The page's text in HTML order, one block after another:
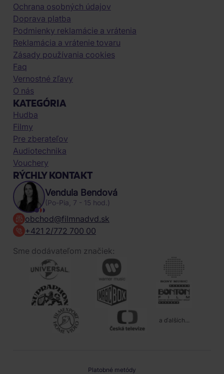
Ochrana osobných údajov
Doprava platba
Podmienky reklamácie a vrátenia
Reklamácia a vrátenie tovaru
Zásady používania cookies
Faq
Vernostné zľavy
O nás
KATEGÓRIA
Hudba
Filmy
Pre zberateľov
Audiotechnika
Vouchery
RÝCHLY KONTAKT
Vendula Bendová
(Po-Pia, 7 - 15 hod.)
obchod@filmnadvd.sk
+421 2/772 700 00
Sme dodávateľom značiek:
a ďalších...
Platobné metódy